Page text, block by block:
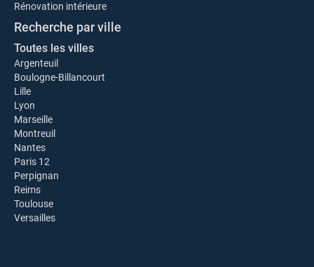
Rénovation intérieure
Recherche par ville
Toutes les villes
Argenteuil
Boulogne-Billancourt
Lille
Lyon
Marseille
Montreuil
Nantes
Paris 12
Perpignan
Reims
Toulouse
Versailles